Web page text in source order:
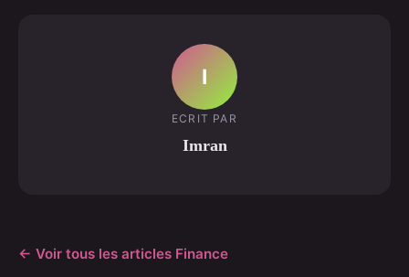
I
ECRIT PAR
Imran
← Voir tous les articles Finance